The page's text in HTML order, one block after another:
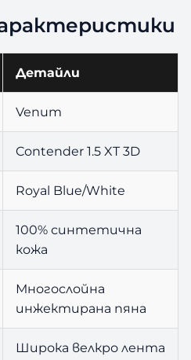
Детайли
Venum
Contender 1.5 XT 3D
Royal Blue/White
100% синтетична
кожа
Многослойна
инжектирана пяна
Широка велкро лента